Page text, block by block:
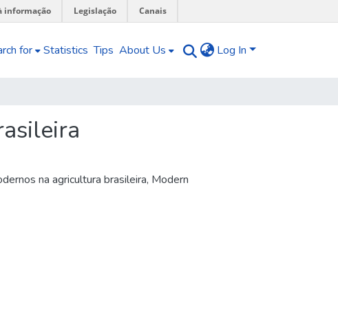
informação Legislação Canais
for Statistics Tips About Us Log In
na agricultura brasileira, Modern